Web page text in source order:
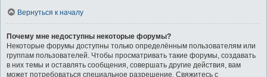
Вернуться к началу
Почему мне недоступны некоторые форумы?
Некоторые форумы доступны только определённым пользователям или
группам пользователей. Чтобы просматривать такие форумы, создавать
в них темы и оставлять сообщения, совершать другие действия, вам
может потребоваться специальное разрешение. Свяжитесь с